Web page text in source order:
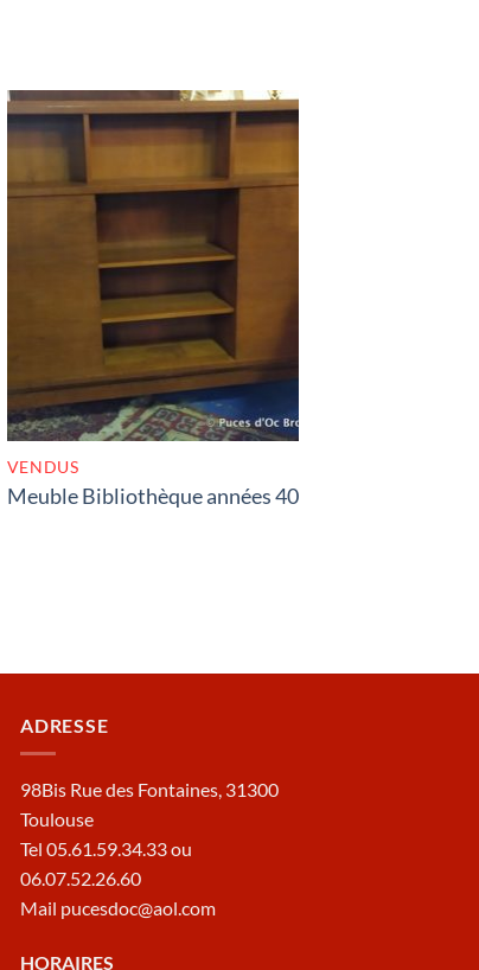
RUPTURE DE STOCK
VENDUS
Meuble Bibliothèque années 40
ADRESSE
98Bis Rue des Fontaines, 31300
Toulouse
Tel 05.61.59.34.33 ou
06.07.52.26.60
Mail pucesdoc@aol.com
HORAIRES